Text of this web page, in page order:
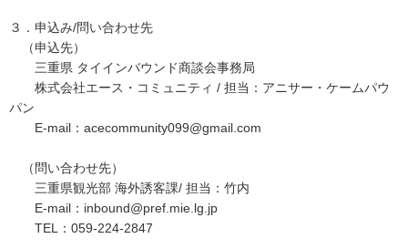
３．申込み/問い合わせ先
（申込先）
三重県 タイインバウンド商談会事務局
株式会社エース・コミュニティ / 担当：アニサー・ケームパウ
パン
E-mail：acecommunity099@gmail.com
（問い合わせ先）
三重県観光部 海外誘客課/ 担当：竹内
E-mail：inbound@pref.mie.lg.jp
TEL：059-224-2847